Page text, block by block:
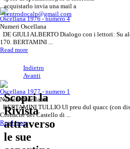
Rivista
Vuoi diventare
contattaci!
Read more
Rivista
Rinnova il tuo
Read more
Rivista
Approfondisci il
l'articolo che ti
Read more
acquistarlo invia una mail a
centrodocalp@gmail.com
Indietro
Avanti
Scopri la
Rivista
attraverso
le sue
Oscellana 1976 - numero 4
Numeri Oscellana
DE GIULI ALBERTO Dialogo con i lettori: Su
170. BERTAMINI ...
Read more
Oscellana 1977 - numero 1
Numeri Oscellana
BERTAMINI TULLIO Ul preu dul quacc (con
Cronache del Castello di ...
Read more